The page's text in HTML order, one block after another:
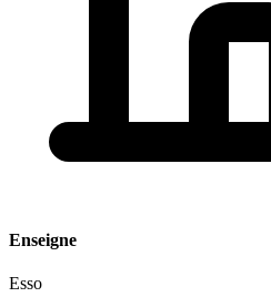
Enseigne
Esso